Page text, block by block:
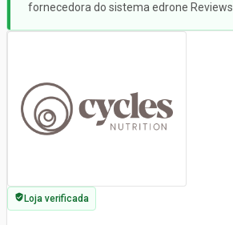
fornecedora do sistema edrone Reviews.
Loja verificada